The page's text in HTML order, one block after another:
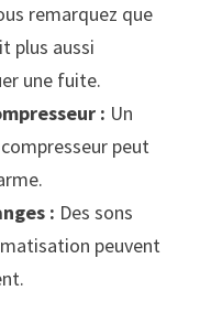
remarquez que
plus aussi
une fuite.
: Un
peut
: Des sons
peuvent